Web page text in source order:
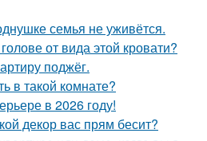
семья не уживётся.
от вида этой кровати?
поджёг.
в такой комнате?
в 2026 году!
декор вас прям бесит?